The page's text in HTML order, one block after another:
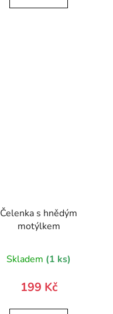
Čelenka s hnědým
motýlkem
Skladem (1 ks)
199 Kč